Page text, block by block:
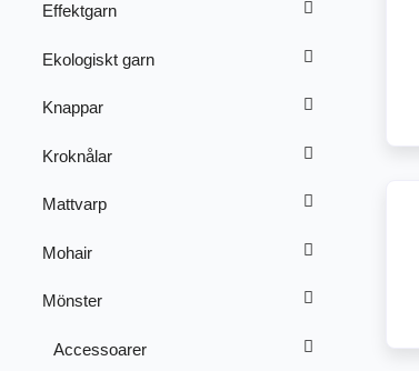
Effektgarn
Ekologiskt garn
Knappar
Kroknålar
Mattvarp
Mohair
Mönster
Accessoarer